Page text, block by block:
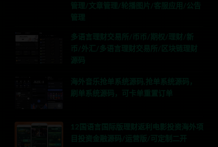
管理/文章管理/轮播图片/客服应用/公告
管理
多语言理财交易所/币币/期权/理财/新
币/外汇/多语言理财交易所/区块链理财
源码
海外音乐抢单系统源码,抢单系统源码，
刷单系统源码，可卡单重置订单
12国语言国际版理财返利电影投资海外项
目投资金融源码/运营版/可定制二开